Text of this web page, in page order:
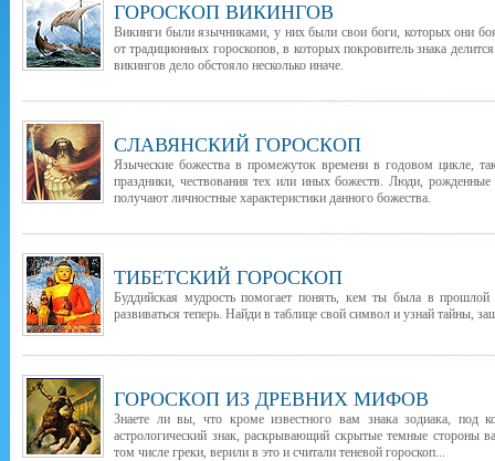
ГОРОСКОП ВИКИНГОВ
Викинги были язычниками, у них были свои боги, которых они
от традиционных гороскопов, в которых покровитель знака
викингов дело обстояло несколько иначе.
СЛАВЯНСКИЙ ГОРОСКОП
Языческие божества в промежуток времени в годовом цикле,
праздники, чествования тех или иных божеств. Люди,
получают личностные характеристики данного божества.
ТИБЕТСКИЙ ГОРОСКОП
Буддийская мудрость помогает понять, кем ты была в
развиваться теперь. Найди в таблице свой символ и узнай тайны,
ГОРОСКОП ИЗ ДРЕВНИХ МИФОВ
Знаете ли вы, что кроме известного вам знака зодиака, под
астрологический знак, раскрывающий скрытые темные стороны
том числе греки, верили в это и считали теневой гороскоп...